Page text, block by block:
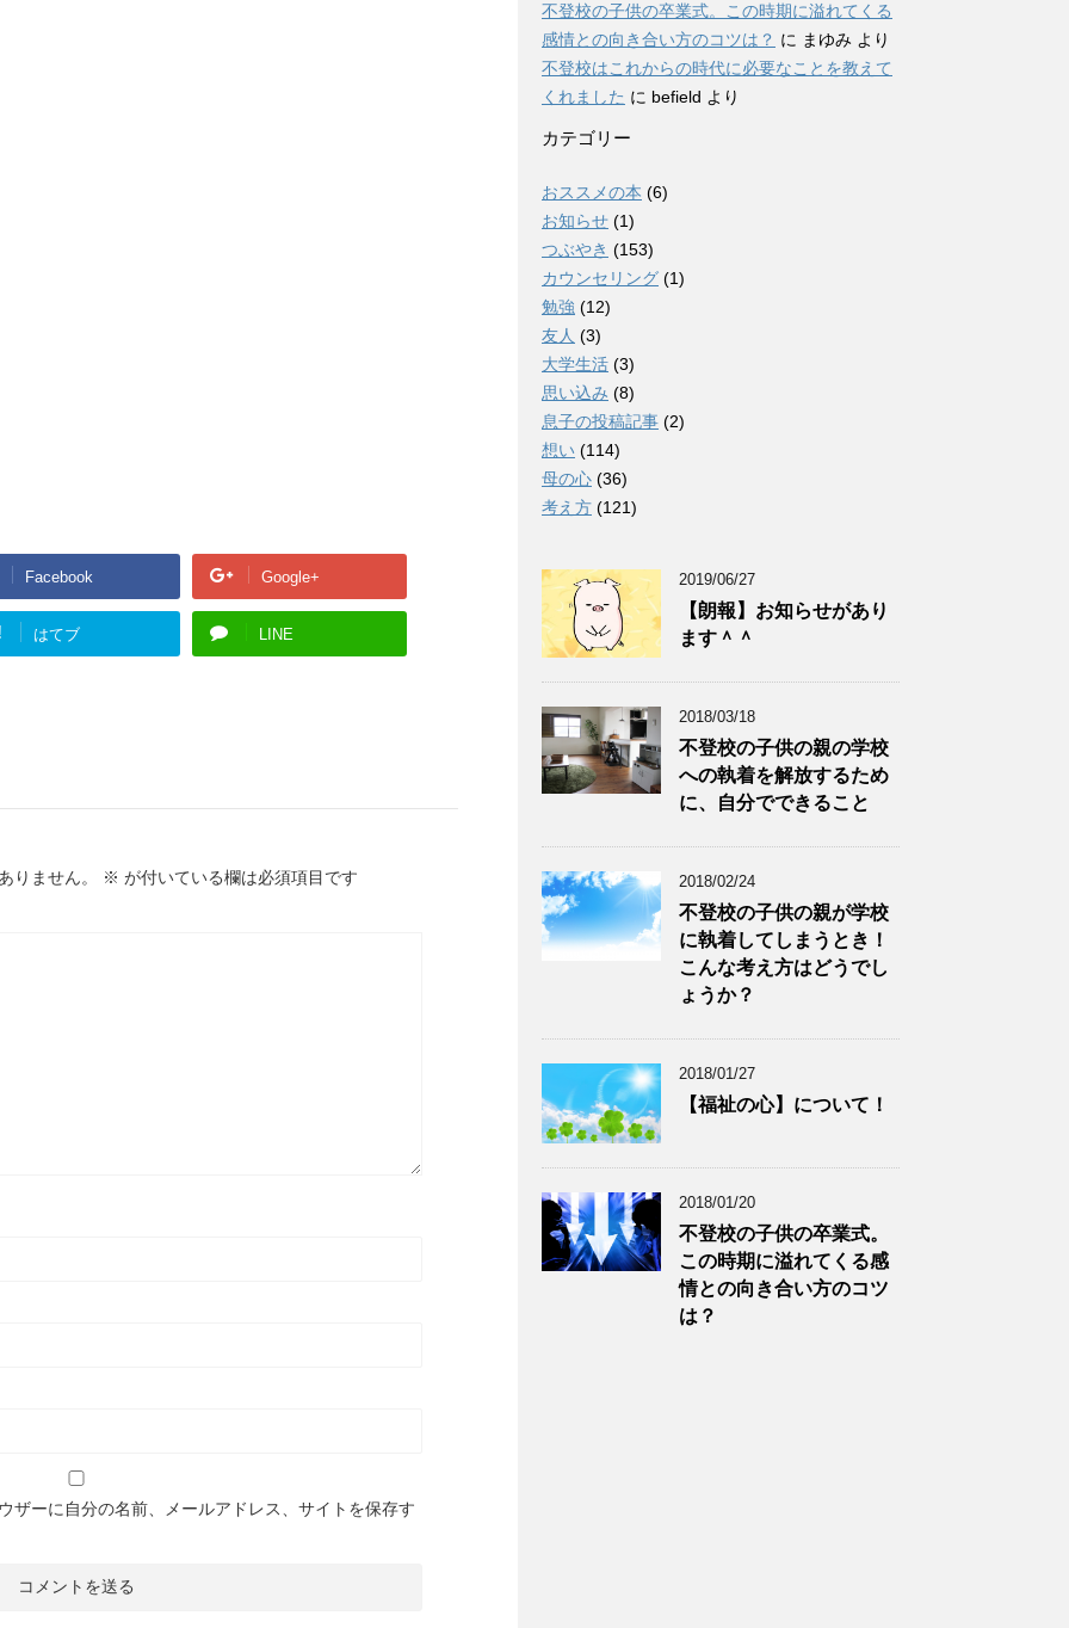
Facebook Google+
はてブ LINE
りません。 ※ が付いている欄は必須項目です
ザーに自分の名前、メールアドレス、サイトを保存す
不登校の子供の卒業式。この時期に溢れてくる
感情との向き合い方のコツは？ に まゆみ より
不登校はこれからの時代に必要なことを教えて
くれました に befield より
カテゴリー
おススメの本 (6)
お知らせ (1)
つぶやき (153)
カウンセリング (1)
勉強 (12)
友人 (3)
大学生活 (3)
思い込み (8)
息子の投稿記事 (2)
想い (114)
母の心 (36)
考え方 (121)
2019/06/27
【朗報】お知らせがあり
ます＾＾
2018/03/18
不登校の子供の親の学校
への執着を解放するため
に、自分でできること
2018/02/24
不登校の子供の親が学校
に執着してしまうとき！
こんな考え方はどうでし
ょうか？
2018/01/27
【福祉の心】について！
2018/01/20
不登校の子供の卒業式。
この時期に溢れてくる感
情との向き合い方のコツ
は？